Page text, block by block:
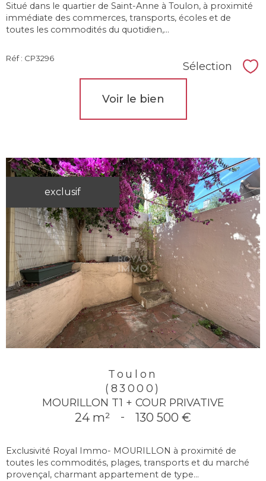
Situé dans le quartier de Saint-Anne à Toulon, à proximité
immédiate des commerces, transports, écoles et de
toutes les commodités du quotidien,...
Réf : CP3296
Sélection
Voir le bien
exclusif
Toulon
(83000)
MOURILLON T1 + COUR PRIVATIVE
24 m² - 130 500 €
Exclusivité Royal Immo- MOURILLON à proximité de
toutes les commodités, plages, transports et du marché
provençal, charmant appartement de type...